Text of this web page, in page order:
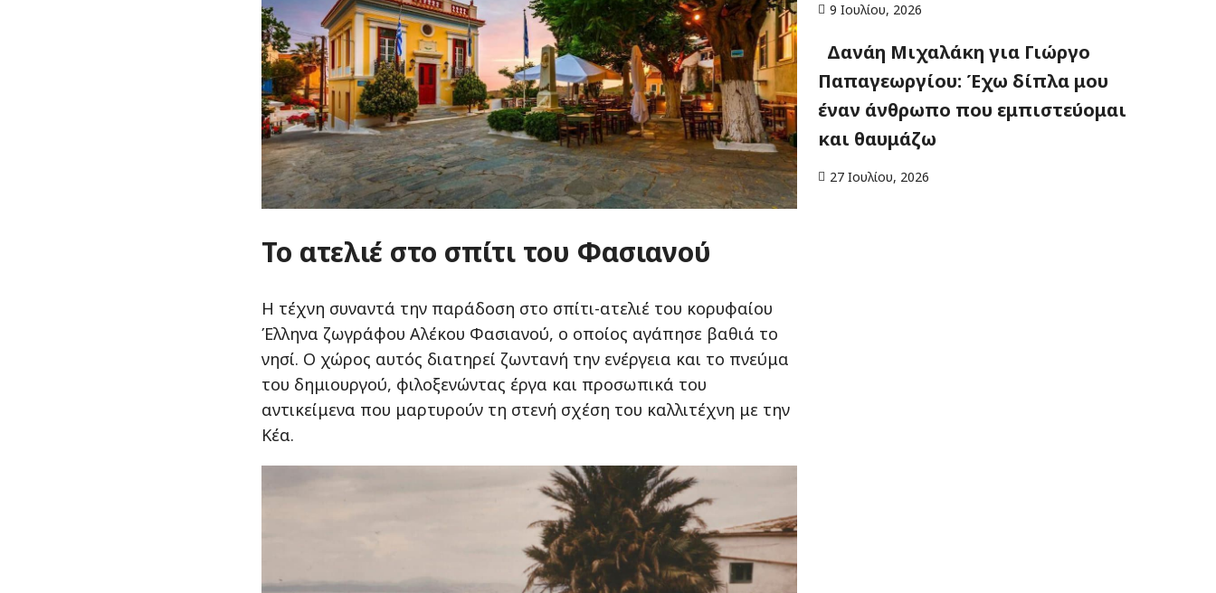
Το ατελιέ στο σπίτι του Φασιανού
Η τέχνη συναντά την παράδοση στο σπίτι-ατελιέ του κορυφαίου
Έλληνα ζωγράφου Αλέκου Φασιανού, ο οποίος αγάπησε βαθιά το
νησί. Ο χώρος αυτός διατηρεί ζωντανή την ενέργεια και το πνεύμα
του δημιουργού, φιλοξενώντας έργα και προσωπικά του
αντικείμενα που μαρτυρούν τη στενή σχέση του καλλιτέχνη με την
Κέα.
9 Ιουλίου, 2026
Δανάη Μιχαλάκη για Γιώργο
Παπαγεωργίου: Έχω δίπλα μου
έναν άνθρωπο που εμπιστεύομαι
και θαυμάζω
27 Ιουλίου, 2026